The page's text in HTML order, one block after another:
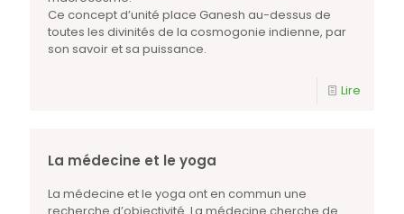
Ce concept d’unité place Ganesh au-dessus de
toutes les divinités de la cosmogonie indienne, par
son savoir et sa puissance.
Lire
La médecine et le yoga
La médecine et le yoga ont en commun une